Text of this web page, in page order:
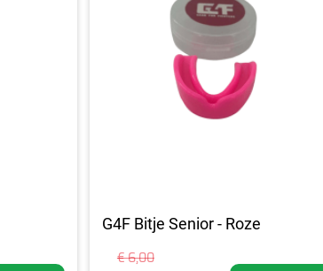
G4F Bitje Senior - Roze
€ 6,00